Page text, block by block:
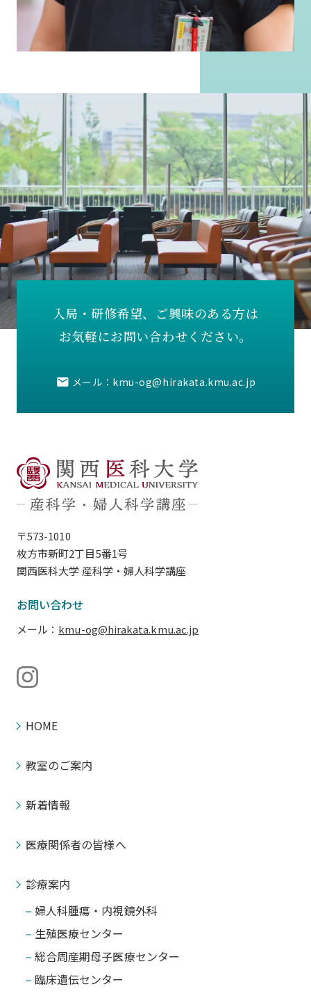
入局・研修希望、
ご興味のある方は
お気軽にお問い合わせください。
メール： kmu-og@hirakata.kmu.ac.jp
〒573-1010
枚方市新町2丁目5番1号
関西医科大学 産科学・婦人科学講座
お問い合わせ
メール kmu-og@hirakata.kmu.ac.jp
HOME
教室のご案内
新着情報
医療関係者の皆様へ
診療案内
婦人科腫瘍・内視鏡外科
生殖医療センター
総合周産期母子医療センター
臨床遺伝センター